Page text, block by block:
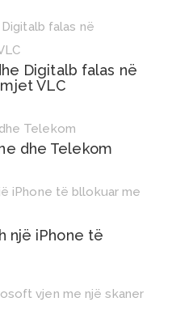
Digitalb falas në
VLC
dhe Telekom
një iPhone të